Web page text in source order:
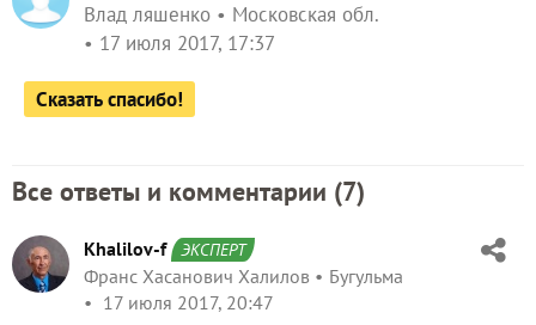
Влад ляшенко
Московская обл.
17 июля 2017, 17:37
Сказать спасибо!
Все ответы и комментарии (7)
Khalilov-f ЭКСПЕРТ
Франс Хасанович Халилов
Бугульма
17 июля 2017, 20:47